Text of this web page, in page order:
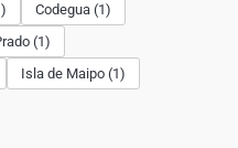
Codegua (1)
(1)
Isla de Maipo (1)